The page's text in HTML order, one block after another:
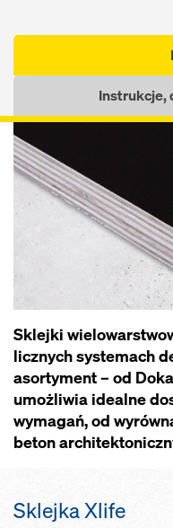
Instrukcje,
Sklejki
licznych systemach
asortyment – od
umożliwia idealne
wymagań, od
beton
Sklejka Xlife